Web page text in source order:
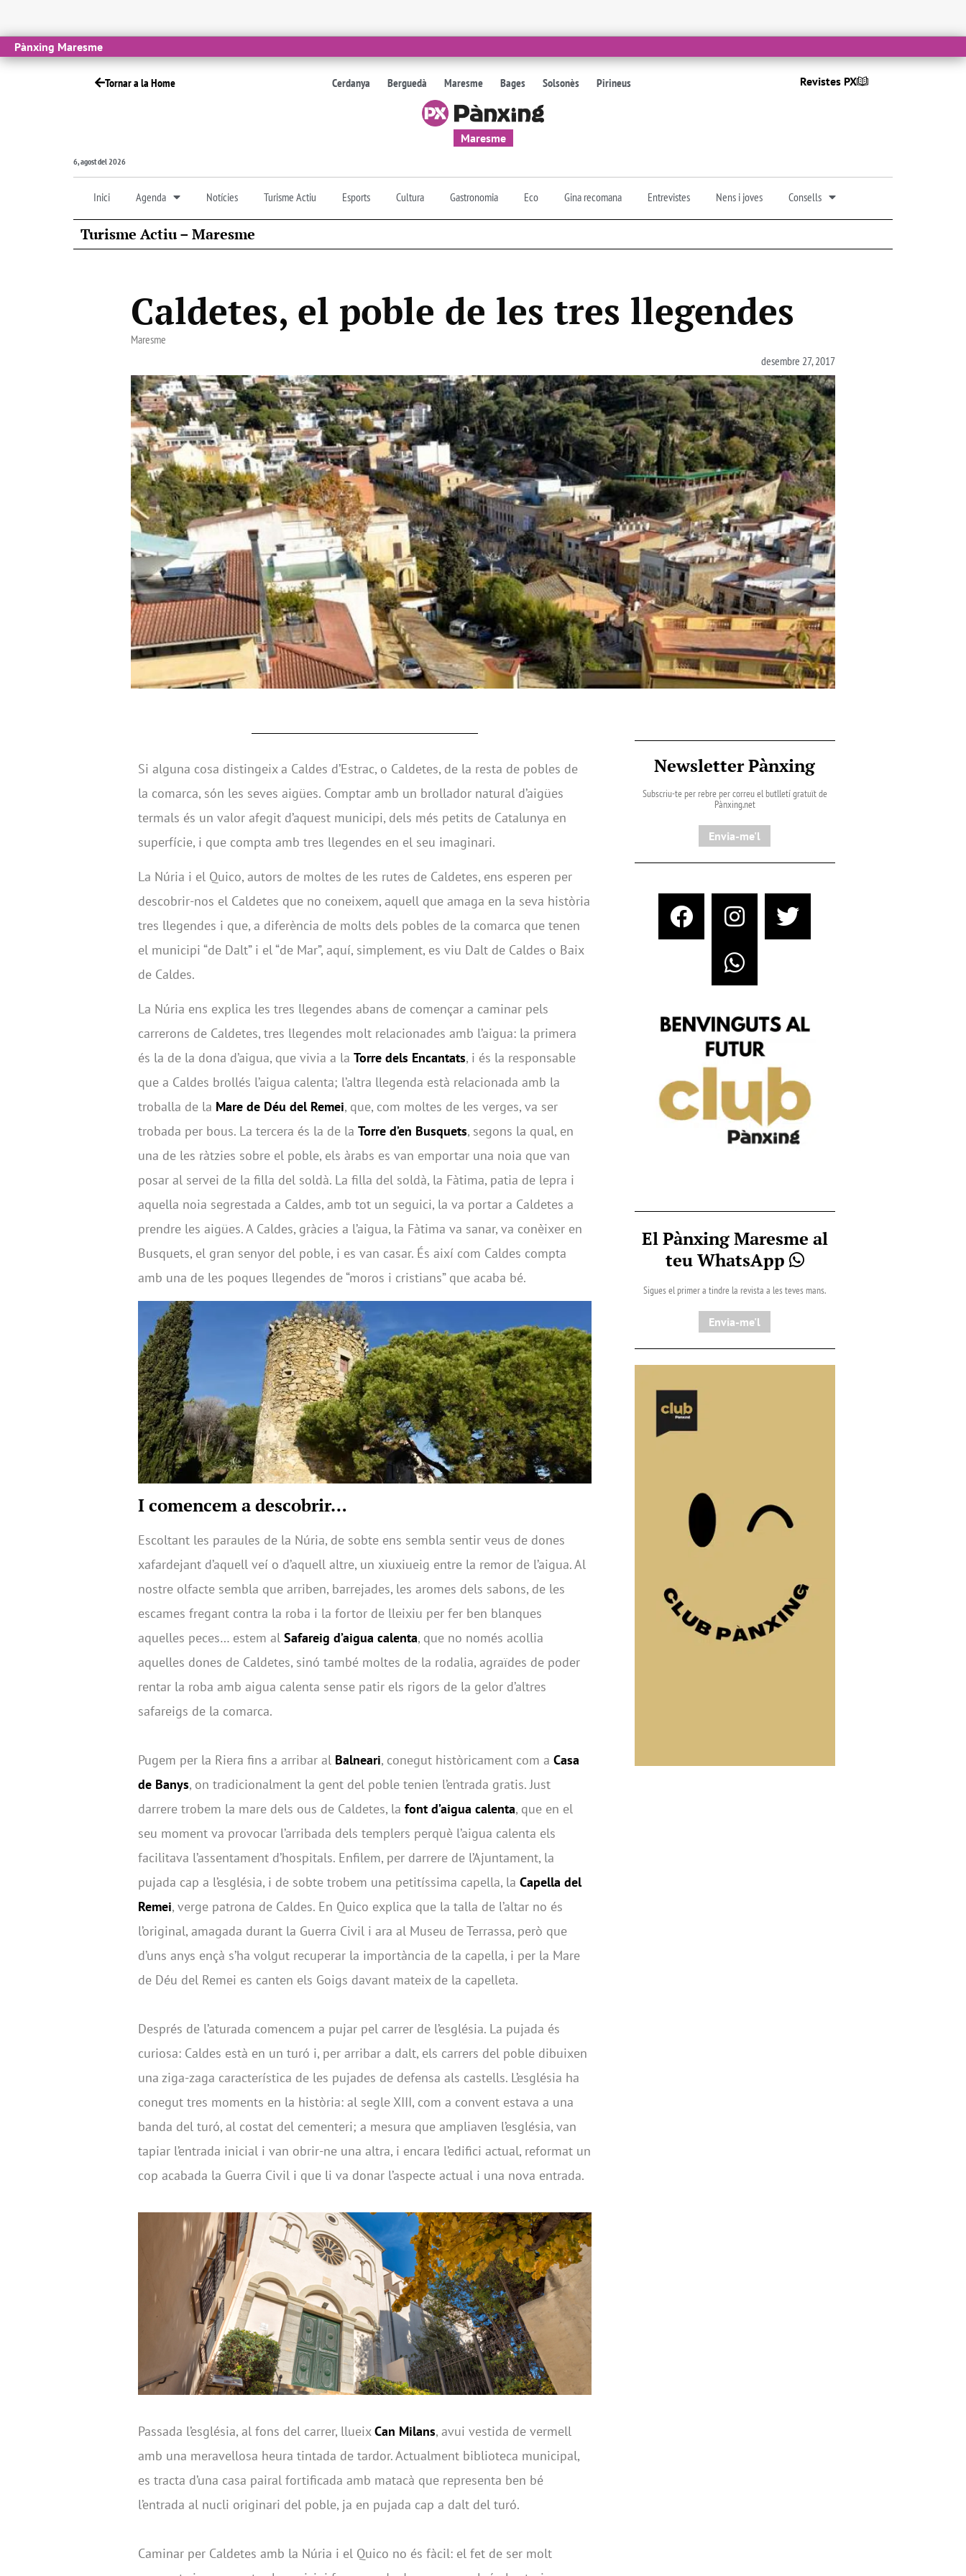
Pànxing Maresme
Tornar a la Home Cerdanya Berguedà Maresme Bages Solsonès Pirineus Revistes PX
Maresme
6, agost del 2026
Inici Agenda Notícies Turisme Actiu Esports Cultura Gastronomia Eco Gina recomana Entrevistes Nens i joves Consells
Turisme Actiu – Maresme
Caldetes, el poble de les tres llegendes
Maresme
desembre 27, 2017
Si alguna cosa distingeix a Caldes d’Estrac, o Caldetes, de la resta de pobles de
la comarca, són les seves aigües. Comptar amb un brollador natural d’aigües
termals és un valor afegit d’aquest municipi, dels més petits de Catalunya en
superfície, i que compta amb tres llegendes en el seu imaginari.
La Núria i el Quico, autors de moltes de les rutes de Caldetes, ens esperen per
descobrir-nos el Caldetes que no coneixem, aquell que amaga en la seva història
tres llegendes i que, a diferència de molts dels pobles de la comarca que tenen
el municipi “de Dalt” i el “de Mar”, aquí, simplement, es viu Dalt de Caldes o Baix
de Caldes.
La Núria ens explica les tres llegendes abans de començar a caminar pels
carrerons de Caldetes, tres llegendes molt relacionades amb l’aigua: la primera
és la de la dona d’aigua, que vivia a la Torre dels Encantats, i és la responsable
que a Caldes brollés l’aigua calenta; l’altra llegenda està relacionada amb la
troballa de la Mare de Déu del Remei, que, com moltes de les verges, va ser
trobada per bous. La tercera és la de la Torre d’en Busquets, segons la qual, en
una de les ràtzies sobre el poble, els àrabs es van emportar una noia que van
posar al servei de la filla del soldà. La filla del soldà, la Fàtima, patia de lepra i
aquella noia segrestada a Caldes, amb tot un seguici, la va portar a Caldetes a
prendre les aigües. A Caldes, gràcies a l’aigua, la Fàtima va sanar, va conèixer en
Busquets, el gran senyor del poble, i es van casar. És així com Caldes compta
amb una de les poques llegendes de “moros i cristians” que acaba bé.
I comencem a descobrir…
Escoltant les paraules de la Núria, de sobte ens sembla sentir veus de dones
xafardejant d’aquell veí o d’aquell altre, un xiuxiueig entre la remor de l’aigua. Al
nostre olfacte sembla que arriben, barrejades, les aromes dels sabons, de les
escames fregant contra la roba i la fortor de lleixiu per fer ben blanques
aquelles peces… estem al Safareig d’aigua calenta, que no només acollia
aquelles dones de Caldetes, sinó també moltes de la rodalia, agraïdes de poder
rentar la roba amb aigua calenta sense patir els rigors de la gelor d’altres
safareigs de la comarca.
Pugem per la Riera fins a arribar al Balneari, conegut històricament com a Casa
de Banys, on tradicionalment la gent del poble tenien l’entrada gratis. Just
darrere trobem la mare dels ous de Caldetes, la font d’aigua calenta, que en el
seu moment va provocar l’arribada dels templers perquè l’aigua calenta els
facilitava l’assentament d’hospitals. Enfilem, per darrere de l’Ajuntament, la
pujada cap a l’església, i de sobte trobem una petitíssima capella, la Capella del
Remei, verge patrona de Caldes. En Quico explica que la talla de l’altar no és
l’original, amagada durant la Guerra Civil i ara al Museu de Terrassa, però que
d’uns anys ençà s’ha volgut recuperar la importància de la capella, i per la Mare
de Déu del Remei es canten els Goigs davant mateix de la capelleta.
Després de l’aturada comencem a pujar pel carrer de l’església. La pujada és
curiosa: Caldes està en un turó i, per arribar a dalt, els carrers del poble dibuixen
una ziga-zaga característica de les pujades de defensa als castells. L’església ha
conegut tres moments en la història: al segle XIII, com a convent estava a una
banda del turó, al costat del cementeri; a mesura que ampliaven l’església, van
tapiar l’entrada inicial i van obrir-ne una altra, i encara l’edifici actual, reformat un
cop acabada la Guerra Civil i que li va donar l’aspecte actual i una nova entrada.
Passada l’església, al fons del carrer, llueixCan Milans, avui vestida de vermell
amb una meravellosa heura tintada de tardor. Actualment biblioteca municipal,
es tracta d’una casa pairal fortificada amb matacà que representa ben bé
l’entrada al nucli originari del poble, ja en pujada cap a dalt del turó.
Caminar per Caldetes amb la Núria i el Quico no és fàcil: el fet de ser molt
Newsletter Pànxing
Subscriu-te per rebre per correu el butlletí gratuït de
Pànxing.net​
Envia-me'l
El Pànxing Maresme al
teu WhatsApp
Sigues el primer a tindre la revista a les teves mans.
Envia-me'l